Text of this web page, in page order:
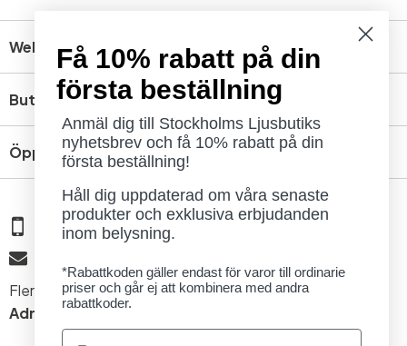
Webbshop
Butik
Öppettider
08 - 654 29 00
Fler kontaktuppgifter »
Adress:Kungsholmsgatan 6, 112 27 Stockholm
Få 10% rabatt på din
första beställning
Anmäl dig till Stockholms Ljusbutiks
nyhetsbrev och få 10% rabatt på din
första beställning!
Håll dig uppdaterad om våra senaste
produkter och exklusiva erbjudanden
inom belysning.
*Rabattkoden gäller endast för varor till ordinarie
priser och går ej att kombinera med andra
rabattkoder.
Email